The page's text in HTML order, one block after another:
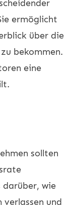
ermöglicht
über die
bekommen.
eine
sollten
darüber, wie
und